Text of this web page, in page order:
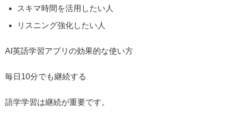
スキマ時間を活用したい人
リスニング強化したい人
AI英語学習アプリの効果的な使い方
毎日10分でも継続する
語学学習は継続が重要です。